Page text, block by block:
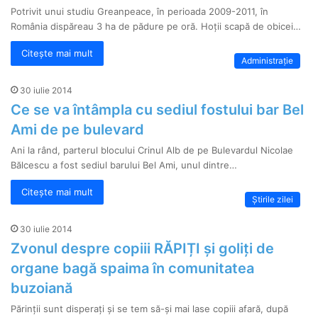
Potrivit unui studiu Greanpeace, în perioada 2009-2011, în
România dispăreau 3 ha de pădure pe oră. Hoții scapă de obicei…
Citește mai mult
Administrație
30 iulie 2014
Ce se va întâmpla cu sediul fostului bar Bel
Ami de pe bulevard
Ani la rând, parterul blocului Crinul Alb de pe Bulevardul Nicolae
Bălcescu a fost sediul barului Bel Ami, unul dintre…
Citește mai mult
Știrile zilei
30 iulie 2014
Zvonul despre copiii RĂPIȚI și goliți de
organe bagă spaima în comunitatea
buzoiană
Părinții sunt disperați și se tem să-și mai lase copiii afară, după